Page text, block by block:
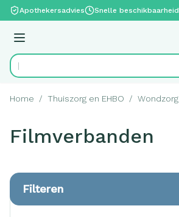
Ga naar de inhoud
Apothekersadvies Snelle beschikbaarheid
Menu
Product, merk, categorie...
Home / Thuiszorg en EHBO / Wondzorg
Filmverbanden
Filteren